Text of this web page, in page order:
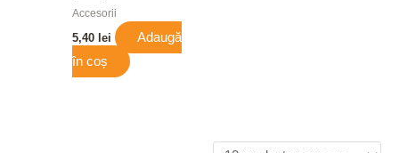
Accesorii
5,40 lei
Adaugă
în coș